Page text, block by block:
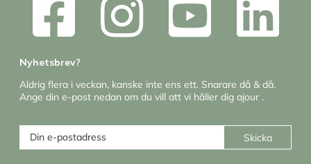
Nyhetsbrev?
Aldrig flera i veckan, kanske inte ens ett. Snarare då & då.
Ange din e-post nedan om du vill att vi håller dig ajour .
Skicka